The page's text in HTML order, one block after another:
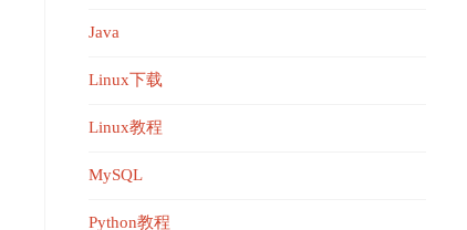
Java
Linux下载
Linux教程
MySQL
Python教程